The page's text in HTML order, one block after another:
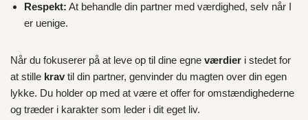
Respekt: At behandle din partner med værdighed, selv når I
er uenige.
Når du fokuserer på at leve op til dine egne værdier i stedet for
at stille krav til din partner, genvinder du magten over din egen
lykke. Du holder op med at være et offer for omstændighederne
og træder i karakter som leder i dit eget liv.